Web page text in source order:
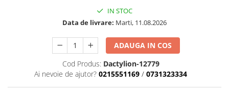
IN STOC
Data de livrare: Marti, 11.08.2026
ADAUGA IN COS
Cod Produs: Dactylion-12779
Ai nevoie de ajutor? 0215551169 / 0731323334